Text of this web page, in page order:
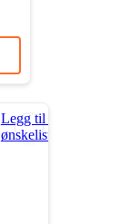
Legg til i
ønskeliste